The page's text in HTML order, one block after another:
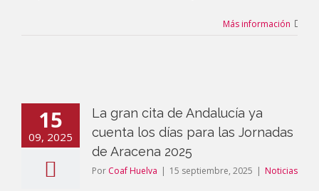
Más información
15
09, 2025
La gran cita de Andalucía ya
cuenta los días para las Jornadas
de Aracena 2025
Por Coaf Huelva | 15 septiembre, 2025 | Noticias